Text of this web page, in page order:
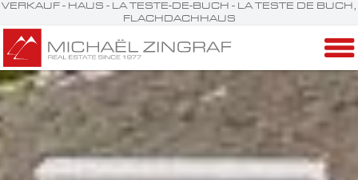
VERKAUF - HAUS - LA TESTE-DE-BUCH - LA TESTE DE BUCH,
FLACHDACHHAUS